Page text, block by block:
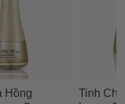
Hồng
Tinh